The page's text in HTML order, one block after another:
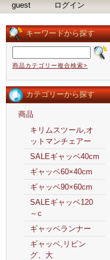
guest
ログイン
キーワードから探す
商品カテゴリー複合検索>
カテゴリーから探す
商品
キリムスツール,オ
ットマンチェアー
SALEギャッベ40cm
ギャッベ60×40cm
ギャッベ90×60cm
SALEギャッベ120
～c
ギャッベランナー
ギャッベ,リビン
グ、大